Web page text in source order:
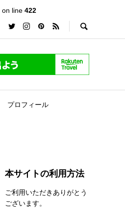
on line 422
プロフィール
本サイトの利用方法
ご利用いただきありがとう
ございます。